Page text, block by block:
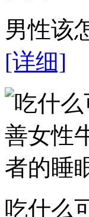
男性该
[详细]
吃什么